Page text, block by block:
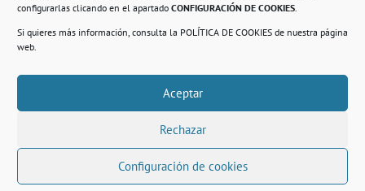
configurarlas clicando en el apartado CONFIGURACIÓN DE COOKIES.
Si quieres más información, consulta la POLÍTICA DE COOKIES de nuestra página
web.
Aceptar
Rechazar
Configuración de cookies
© 2021. Realizado en el Centro de Rehabilitación